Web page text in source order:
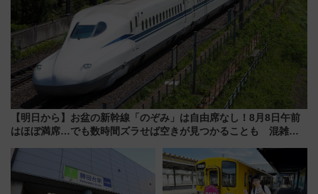
【明日から】お盆の新幹線「のぞみ」は自由席なし！8月8日午前
はほぼ満席…でも数時間ズラせば空きが見つかることも 混雑避